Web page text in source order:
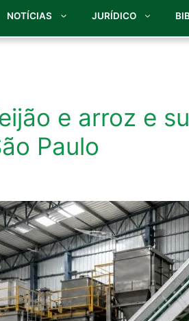
NOTÍCIAS JURÍDICO
e arroz e
Paulo